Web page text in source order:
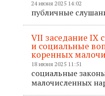
24 июня 2025 14:02
публичные
VII заседание IХ
и социальные
коренных
18 июня 2025 11:51
социальные
малочисленных